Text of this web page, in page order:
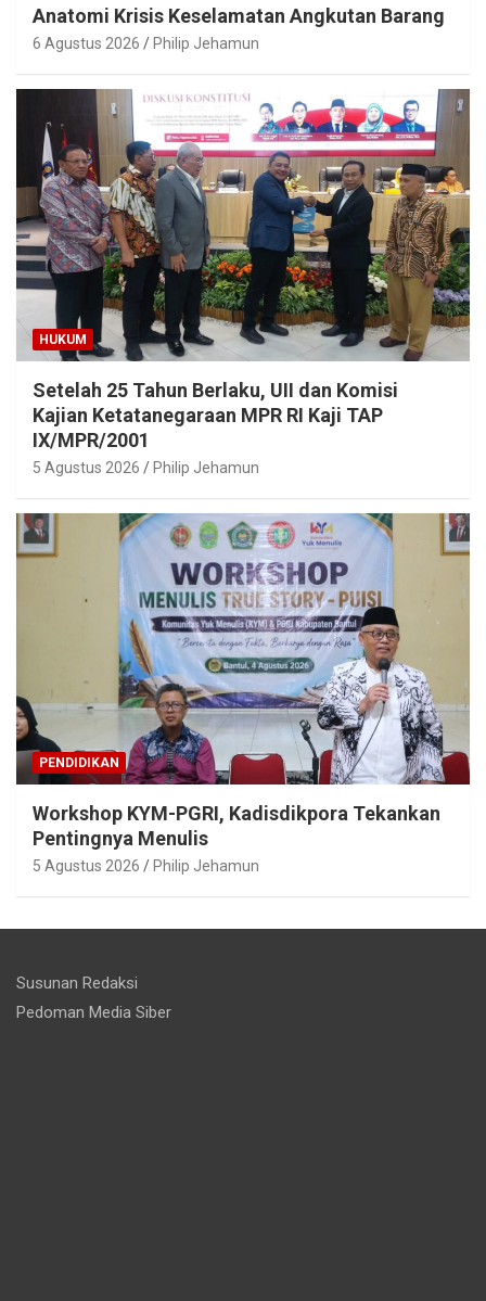
Anatomi Krisis Keselamatan Angkutan Barang
6 Agustus 2026 Philip Jehamun
HUKUM
Setelah 25 Tahun Berlaku, UII dan Komisi
Kajian Ketatanegaraan MPR RI Kaji TAP
IX/MPR/2001
5 Agustus 2026 Philip Jehamun
PENDIDIKAN
Workshop KYM-PGRI, Kadisdikpora Tekankan
Pentingnya Menulis
5 Agustus 2026 Philip Jehamun
Susunan Redaksi
Pedoman Media Siber